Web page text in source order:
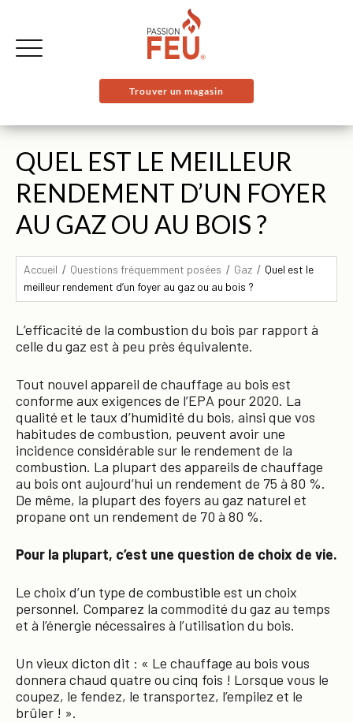
Trouver un magasin
QUEL EST LE MEILLEUR
RENDEMENT D’UN FOYER
AU GAZ OU AU BOIS ?
Accueil Questions fréquemment posées Gaz
Quel est le
meilleur rendement d’un foyer au gaz ou au bois ?
L’efficacité de la combustion du bois par rapport à
celle du gaz est à peu près équivalente.
Tout nouvel appareil de chauffage au bois est
conforme aux exigences de l’EPA pour 2020. La
qualité et le taux d’humidité du bois, ainsi que vos
habitudes de combustion, peuvent avoir une
incidence considérable sur le rendement de la
combustion. La plupart des appareils de chauffage
au bois ont aujourd’hui un rendement de 75 à 80 %.
De même, la plupart des foyers au gaz naturel et
propane ont un rendement de 70 à 80 %.
Pour la plupart, c’est une question de choix de vie.
Le choix d’un type de combustible est un choix
personnel. Comparez la commodité du gaz au temps
et à l’énergie nécessaires à l’utilisation du bois.
Un vieux dicton dit : « Le chauffage au bois vous
donnera chaud quatre ou cinq fois ! Lorsque vous le
coupez, le fendez, le transportez, l’empilez et le
brûler ! ».